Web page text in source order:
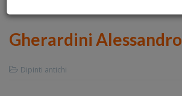
Gherardini Alessandro
Dipinti antichi